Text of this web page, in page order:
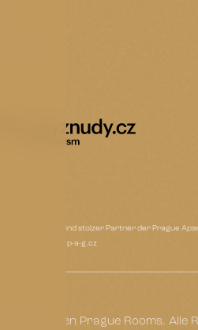
Wir sind stolzer Partner der Prague
www.p-a-g.cz
© 2026 Golden Prague Rooms. Alle